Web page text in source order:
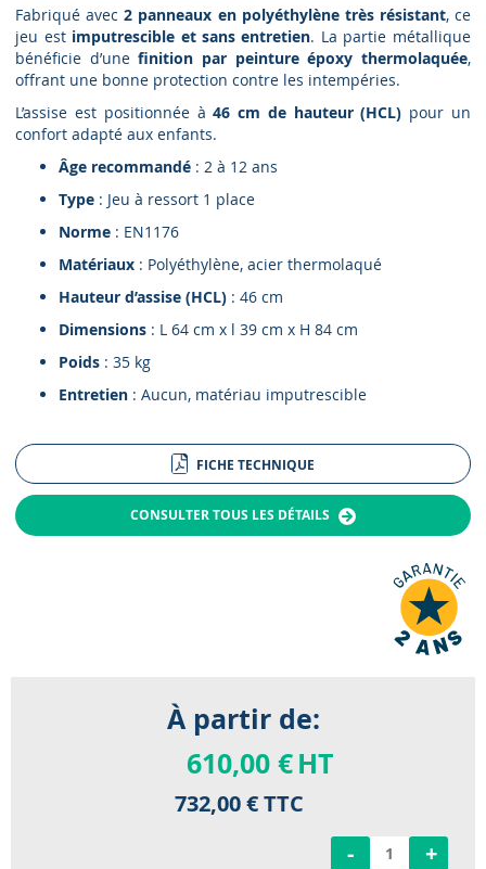
Fabriqué avec2 panneaux en polyéthylène très résistant, ce
jeu est imputrescible et sans entretien. La partie métallique
bénéficie d’unefinition par peinture époxy thermolaquée,
offrant une bonne protection contre les intempéries.
L’assise est positionnée à46 cm de hauteur (HCL) pour un
confort adapté aux enfants.
Âge recommandé : 2 à 12 ans
Type : Jeu à ressort 1 place
Norme : EN1176
Matériaux : Polyéthylène, acier thermolaqué
Hauteur d’assise (HCL) : 46 cm
Dimensions : L 64 cm x l 39 cm x H 84 cm
Poids : 35 kg
Entretien : Aucun, matériau imputrescible
FICHE TECHNIQUE
CONSULTER TOUS LES DÉTAILS
À partir de:
610,00 €HT
732,00 €TTC
-
+